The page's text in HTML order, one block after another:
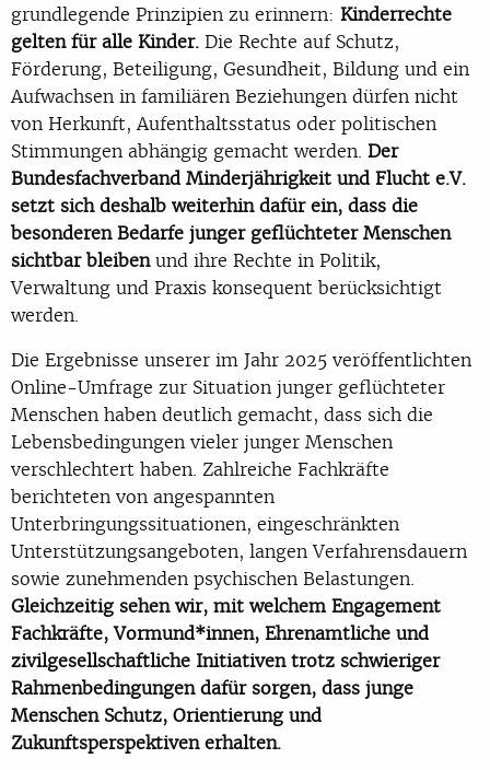
grundlegende Prinzipien zu erinnern: Kinderrechte
gelten für alle Kinder. Die Rechte auf Schutz,
Förderung, Beteiligung, Gesundheit, Bildung und ein
Aufwachsen in familiären Beziehungen dürfen nicht
von Herkunft, Aufenthaltsstatus oder politischen
Stimmungen abhängig gemacht werden. Der
Bundesfachverband Minderjährigkeit und Flucht e.V.
setzt sich deshalb weiterhin dafür ein, dass die
besonderen Bedarfe junger geflüchteter Menschen
sichtbar bleibenund ihre Rechte in Politik,
Verwaltung und Praxis konsequent berücksichtigt
werden.
Die Ergebnisse unserer im Jahr 2025 veröffentlichten
Online-Umfrage zur Situation junger geflüchteter
Menschen haben deutlich gemacht, dass sich die
Lebensbedingungen vieler junger Menschen
verschlechtert haben. Zahlreiche Fachkräfte
berichteten von angespannten
Unterbringungssituationen, eingeschränkten
Unterstützungsangeboten, langen Verfahrensdauern
sowie zunehmenden psychischen Belastungen.
Gleichzeitig sehen wir, mit welchem Engagement
Fachkräfte, Vormund*innen, Ehrenamtliche und
zivilgesellschaftliche Initiativen trotz schwieriger
Rahmenbedingungen dafür sorgen, dass junge
Menschen Schutz, Orientierung und
Zukunftsperspektiven erhalten.